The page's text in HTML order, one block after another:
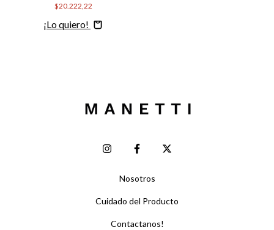
$20.222,22
Comprar
Nosotros
Cuidado del Producto
Contactanos!